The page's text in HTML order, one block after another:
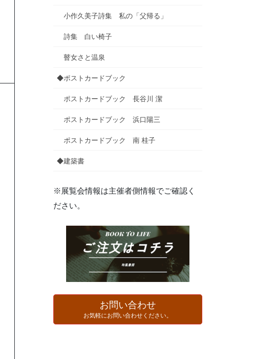
小作久美子詩集 私の「父帰る」
詩集 白い椅子
瞽女さと温泉
◆ポストカードブック
ポストカードブック 長谷川 潔
ポストカードブック 浜口陽三
ポストカードブック 南 桂子
◆建築書
※展覧会情報は主催者側情報でご確認く
ださい。
お問い合わせ
お気軽にお問い合わせください。